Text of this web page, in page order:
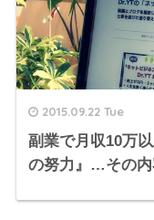
2015.09.22 Tue
副業で月収10万
の努力』…その内